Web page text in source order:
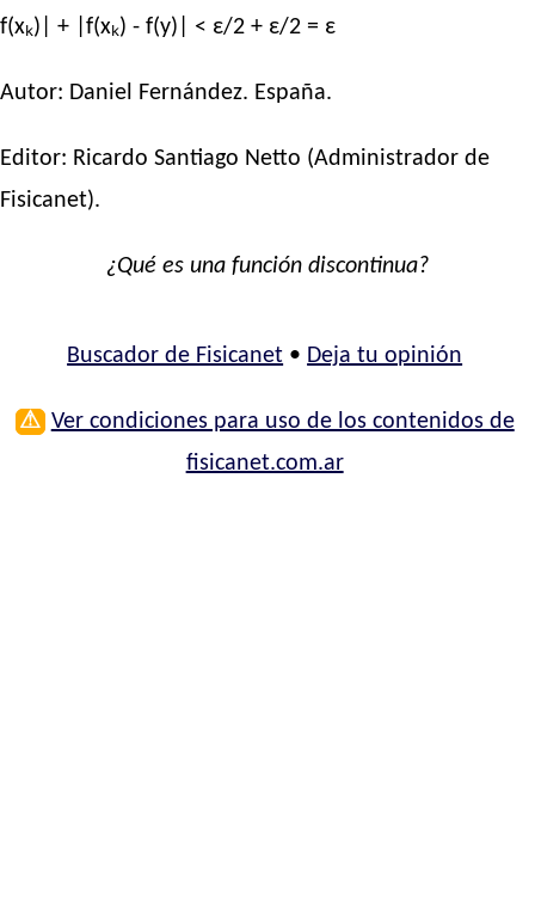
f(xₖ)| + |f(xₖ) - f(y)| < ε/2 + ε/2 = ε
Autor: Daniel Fernández. España.
Editor: Ricardo Santiago Netto (Administrador de
Fisicanet).
¿Qué es una función discontinua?
Buscador de Fisicanet • Deja tu opinión
⚠ Ver condiciones para uso de los contenidos de
fisicanet.com.ar